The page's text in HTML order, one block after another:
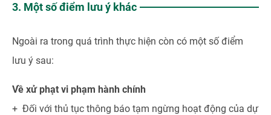
3. Một số điểm lưu ý khác
Ngoài ra trong quá trình thực hiện còn có một số điểm
lưu ý sau:
Về xử phạt vi phạm hành chính
+ Đối với thủ tục thông báo tạm ngừng hoạt động của dự